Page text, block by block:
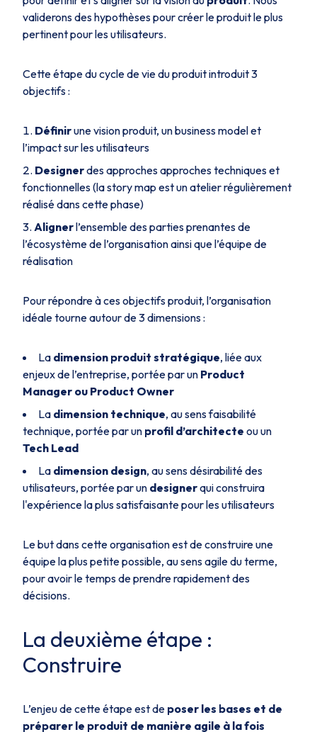
validerons des hypothèses pour créer le produit le plus
pertinent pour les utilisateurs.
Cette étape du cycle de vie du produit introduit 3
objectifs :
Définirune vision produit, un business model et
l’impact sur les utilisateurs
Designerdes approches approches techniques et
fonctionnelles (la story map est un atelier régulièrement
réalisé dans cette phase)
Alignerl’ensemble des parties prenantes de
l’écosystème de l’organisation ainsi que l’équipe de
réalisation
Pour répondre à ces objectifs produit, l’organisation
idéale tourne autour de 3 dimensions :
La dimension produit stratégique, liée aux
enjeux de l’entreprise, portée par un Product
Manager ou Product Owner
La dimension technique, au sens faisabilité
technique, portée par un profil d’architecte ou un
Tech Lead
La dimension design, au sens désirabilité des
utilisateurs, portée par un designerqui construira
l'expérience la plus satisfaisante pour les utilisateurs
Le but dans cette organisation est de construire une
équipe la plus petite possible, au sens agile du terme,
pour avoir le temps de prendre rapidement des
décisions.
La deuxième étape :
Construire
L’enjeu de cette étape est de poser les bases et de
préparer le produit de manière agile à la fois